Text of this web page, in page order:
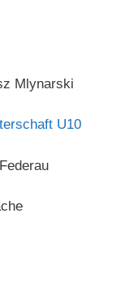
Mlynarski
U10